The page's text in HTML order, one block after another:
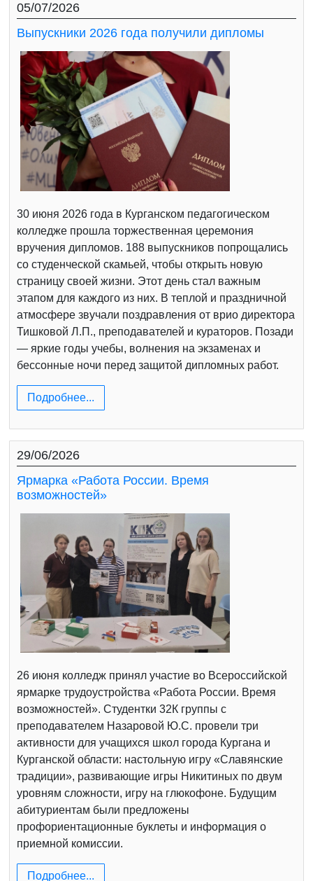
05/07/2026
Выпускники 2026 года получили дипломы
30 июня 2026 года в Курганском педагогическом
колледже прошла торжественная церемония
вручения дипломов. 188 выпускников попрощались
со студенческой скамьей, чтобы открыть новую
страницу своей жизни. Этот день стал важным
этапом для каждого из них. В теплой и праздничной
атмосфере звучали поздравления от врио директора
Тишковой Л.П., преподавателей и кураторов. Позади
— яркие годы учебы, волнения на экзаменах и
бессонные ночи перед защитой дипломных работ.
Подробнее...
29/06/2026
Ярмарка «Работа России. Время
возможностей»
26 июня колледж принял участие во Всероссийской
ярмарке трудоустройства «Работа России. Время
возможностей». Студентки 32К группы с
преподавателем Назаровой Ю.С. провели три
активности для учащихся школ города Кургана и
Курганской области: настольную игру «Славянские
традиции», развивающие игры Никитиных по двум
уровням сложности, игру на глюкофоне. Будущим
абитуриентам были предложены
профориентационные буклеты и информация о
приемной комиссии.
Подробнее...